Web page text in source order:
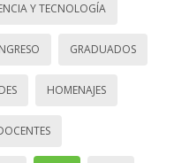
Y TECNOLOGÍA
GRADUADOS
HOMENAJES